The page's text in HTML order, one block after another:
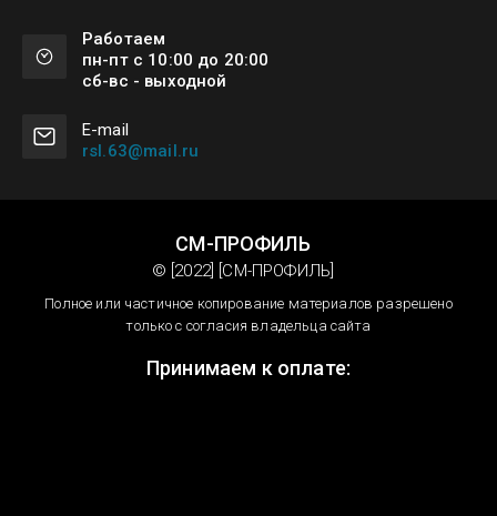
Работаем
пн-пт с 10:00 до 20:00
сб-вс - выходной
Е-mail
rsl.63@mail.ru
СМ-ПРОФИЛЬ
© [2022] [СМ-ПРОФИЛЬ]
Полное или частичное копирование материалов разрешено
только с согласия владельца сайта
Принимаем к оплате: